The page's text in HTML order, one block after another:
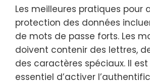
Les meilleures pratiques pour
protection des données
de mots de passe forts. Les
doivent contenir des lettres,
des caractères spéciaux. Il
essentiel d’activer